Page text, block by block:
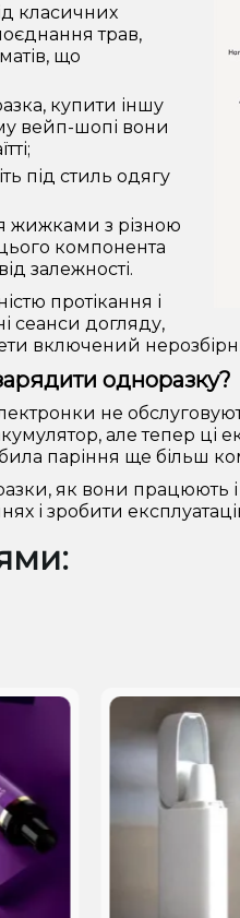
класичних
трав,
що
купити іншу
вейп-шопі вони
під стиль одягу
жижками з різною
компонента
залежності.
протікання і
сеанси догляду,
включений
одноразку?
не
але тепер ці
паріння ще більш
як вони працюють і
і зробити